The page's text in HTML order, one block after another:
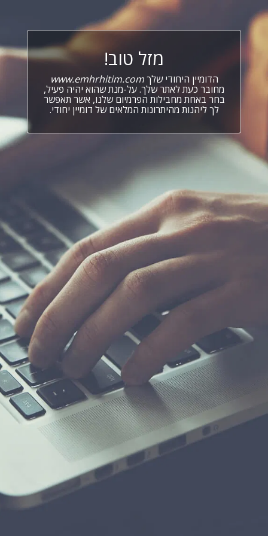
מזל טוב!
הדומיין היחודי שלךwww.emhrhitim.com
מחובר כעת לאתר שלך. על-מנת שהוא יהיה פעיל,
בחר באחת מחבילות הפרמיום שלנו, אשר תאפשר
לך ליהנות מהיתרונות המלאים של דומיין יחודי.